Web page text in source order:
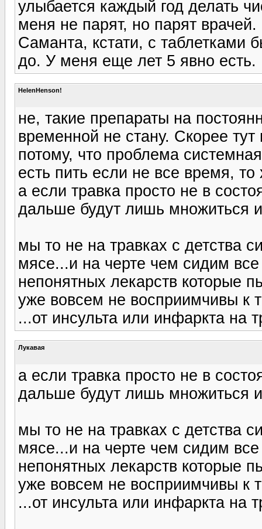
улыбается каждый год делать
меня не парят, но парят врачей.
Саманта, кстати, с таблетками
до. У меня еще лет 5 явно есть.
HelenHenson!
не, такие препараты на
временной не стану. Скорее
потому, что проблема
есть пить если не все время,
а если травка просто не в
дальше будут лишь множиться и
мы то не на травках с детства
мясе...и на черте чем сидим все
непонятных лекарств которые
уже вовсем не восприимчивы к
...от инсульта или инфаркта на
Лукавая
а если травка просто не в
дальше будут лишь множиться и
мы то не на травках с детства
мясе...и на черте чем сидим все
непонятных лекарств которые
уже вовсем не восприимчивы к
...от инсульта или инфаркта на